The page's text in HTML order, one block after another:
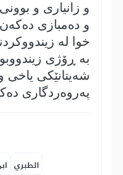
و زانیاری و
و دەمبازی دەکەن
خوا لە
بە ڕۆژی
شەیتانێکی یاخی
پەروەردگاری
الطبري